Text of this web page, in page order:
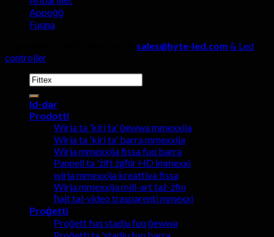
Appoġġ
Fuqna
sales@hyte-led.com & Led
controller
Fittex:
Id-dar
Prodotti
Wirja ta 'kiri ta' ġewwa mmexxija
Wirja ta 'kiri ta' barra mmexxija
Wirja mmexxija fissa fuq barra
Pannell ta 'żift żgħir HD immexxi
wirja mmexxija kreattiva fissa
Wirja mmexxija mill-art taż-żfin
ħajt tal-video trasparenti mmexxi
Proġetti
Proġett fuq stadju fuq ġewwa